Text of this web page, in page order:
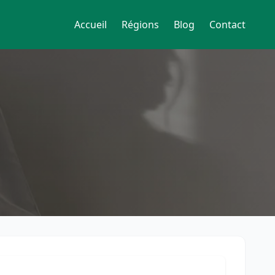
Accueil Régions Blog Contact